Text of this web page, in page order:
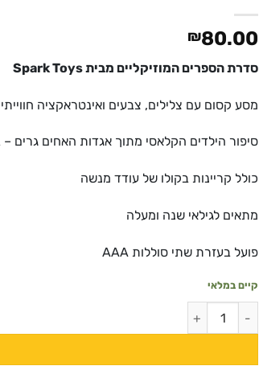
₪80.00
סדרת הספרים המוזיקליים מבית Spark Toys
מסע קסום עם צלילים, צבעים ואינטראקציה
סיפור הילדים הקלאסי מתוך אגדות האחים גרים
כולל קריינות בקולו של עודד מנשה
מתאים לגילאי שנה ומעלה
פועל בעזרת שתי סוללות AAA
קיים במלאי
כמות של החתול במגפיים - ספר אינטראקטיבי מוזיקלי